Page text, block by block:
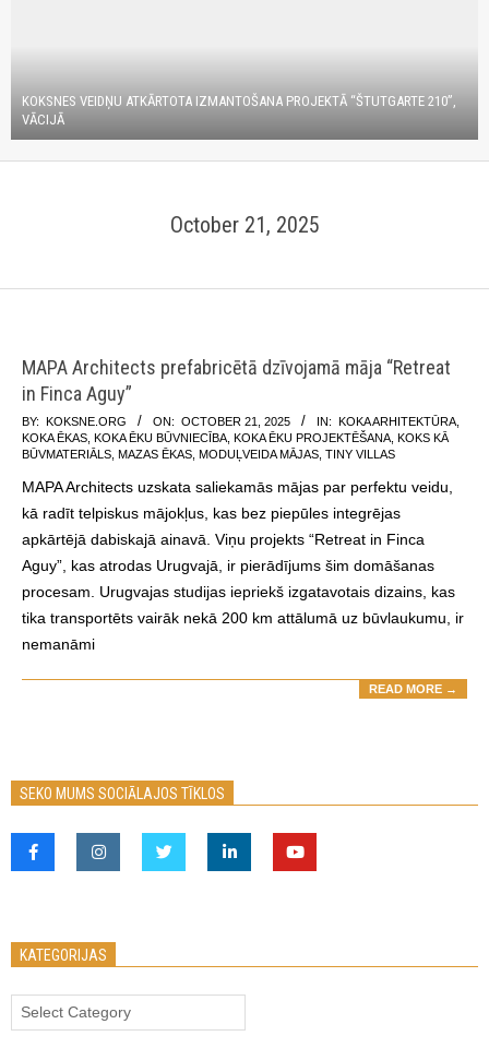
KOKSNES VEIDŅU ATKĀRTOTA IZMANTOŠANA PROJEKTĀ “ŠTUTGARTE 210”,
VĀCIJĀ
October 21, 2025
MAPA Architects prefabricētā dzīvojamā māja “Retreat
in Finca Aguy”
2025-
10-
BY: KOKSNE.ORG ON: OCTOBER 21, 2025 IN: KOKA ARHITEKTŪRA
KOKA ĒKAS
KOKA ĒKU BŪVNIECĪBA KOKA ĒKU PROJEKTĒŠANA
KOKS KĀ
BŪVMATERIĀLS MAZAS ĒKAS MODUĻVEIDA MĀJAS TINY VILLAS
MAPA Architects uzskata saliekamās mājas par perfektu veidu,
kā radīt telpiskus mājokļus, kas bez piepūles integrējas
apkārtējā dabiskajā ainavā. Viņu projekts “Retreat in Finca
Aguy”, kas atrodas Urugvajā, ir pierādījums šim domāšanas
procesam. Urugvajas studijas iepriekš izgatavotais dizains, kas
tika transportēts vairāk nekā 200 km attālumā uz būvlaukumu, ir
nemanāmi
READ MORE →
SEKO MUMS SOCIĀLAJOS TĪKLOS
KATEGORIJAS
Kategorijas